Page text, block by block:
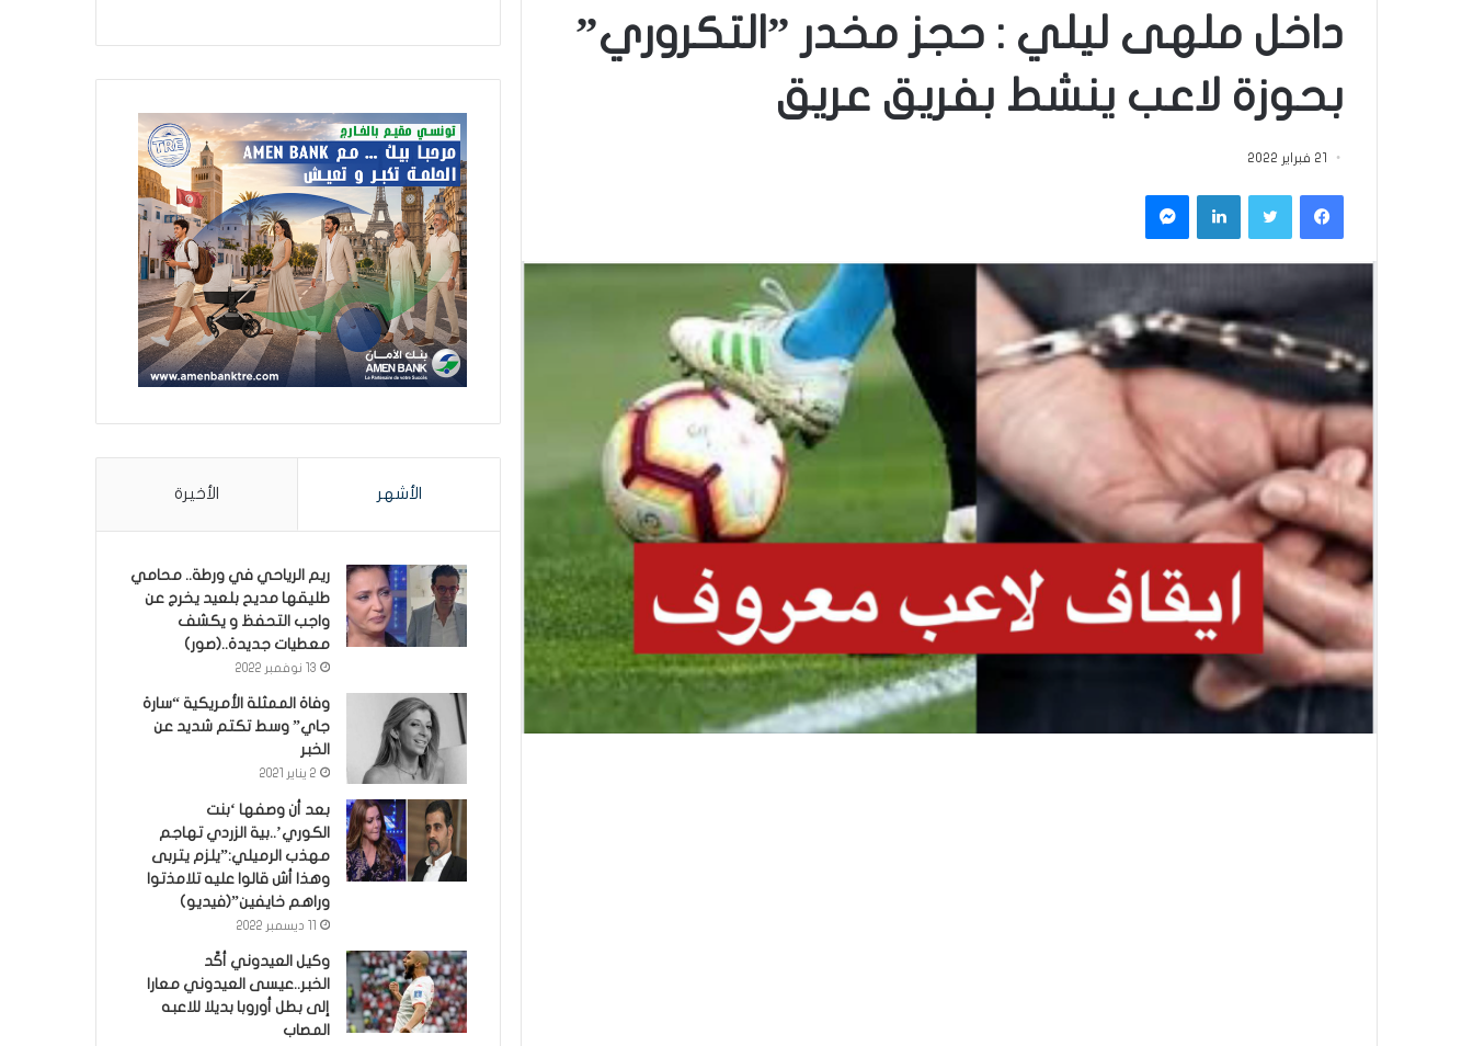
داخل ملهى ليلي : حجز مخدر ”التكروري”
بحوزة لاعب ينشط بفريق عريق
21 فبراير 2022
فيسبوكتويتر لينكدإن ماسنجر
الأشهر الأخيرة
ريم الرياحي في ورطة.. محامي
طليقها مديح بلعيد يخرج عن
واجب التحفظ و يكشف
معطيات جديدة..(صور)
13 نوفمبر 2022
وفاة الممثلة الأمريكية “سارة
جاي” وسط تكتم شديد عن
الخبر
2 يناير 2021
بعد أن وصفها ‘بنت
الكوري’..بية الزردي تهاجم
مهذب الرميلي:”يلزم يتربى
وهذا أش قالوا عليه تلامذتوا
وراهم خايفين”(فيديو)
وكيل العيدوني أكّد
الخبر..عيسى العيدوني معارا
إلى بطل أوروبا بديلا للاعبه
المصاب